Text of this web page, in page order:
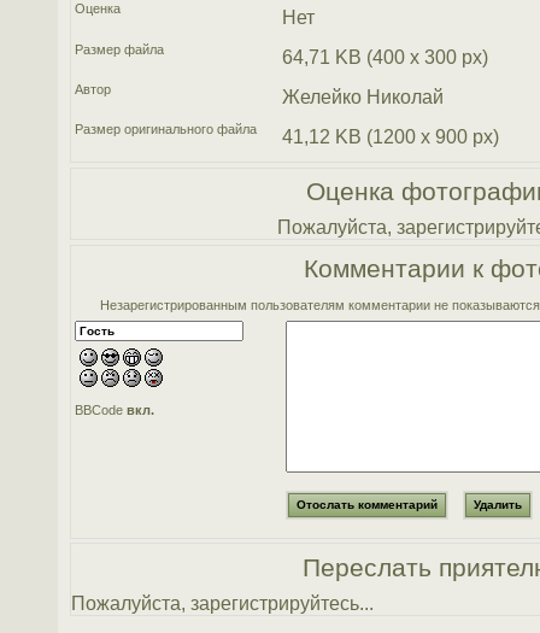
Оценка Нет
Размер файла 64,71 KB (400 x 300 px)
Автор Желейко Николай
Размер оригинального файла 41,12 KB (1200 x 900 px)
Оценка
Пожалуйста,
Комментарии к
Незарегистрированным пользователям комментарии не
BBCodeвкл.
Переслать
Пожалуйста, зарегистрируйтесь...